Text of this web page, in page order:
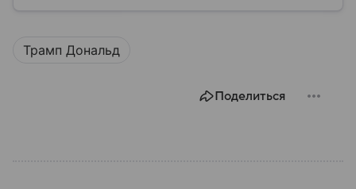
Трамп Дональд
Поделиться